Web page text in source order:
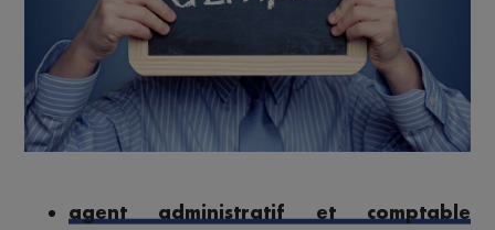
agent administratif et comptable